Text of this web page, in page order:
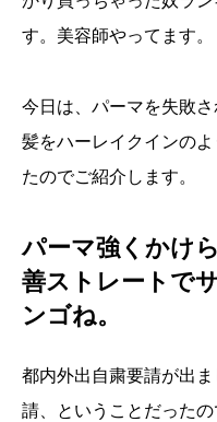
す。美容師やってます。
今日は、パーマを失敗
髪をハーレイクインの
たのでご紹介します。
パーマ強くかけ
善ストレートで
ンゴね。
都内外出自粛要請が出
請、ということだったの